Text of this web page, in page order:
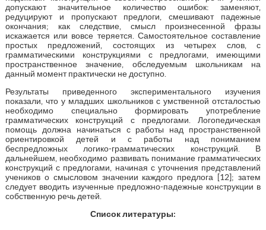
допускают значительное количество ошибок: заменяют,
редуцируют и пропускают предлоги, смешивают падежные
окончания; как следствие, смысл произнесенной фразы
искажается или вовсе теряется. Самостоятельное составление
простых предложений, состоящих из четырех слов, с
грамматическими конструкциями с предлогами, имеющими
пространственное значение, обследуемым школьникам на
данный момент практически не доступно.
Результаты приведенного экспериментального изучения
показали, что у младших школьников с умственной отсталостью
необходимо специально формировать употребление
грамматических конструкций с предлогами. Логопедическая
помощь должна начинаться с работы над пространственной
ориентировкой детей и с работы над пониманием
беспредложных логико-грамматических конструкций. В
дальнейшем, необходимо развивать понимание грамматических
конструкций с предлогами, начиная с уточнения представлений
учеников о смысловом значении каждого предлога [12]; затем
следует вводить изученные предложно-падежные конструкции в
собственную речь детей.
Список литературы: